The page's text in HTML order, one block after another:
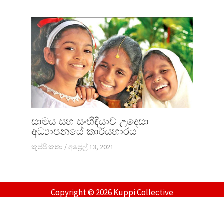
සාමය සහ සංහිඳියාව උදෙසා
අධ්‍යාපනයේ කාර්යභාරය
කුප්පි කතා /අප්‍රේල් 13, 2021
Copyright © 2026 Kuppi Collective